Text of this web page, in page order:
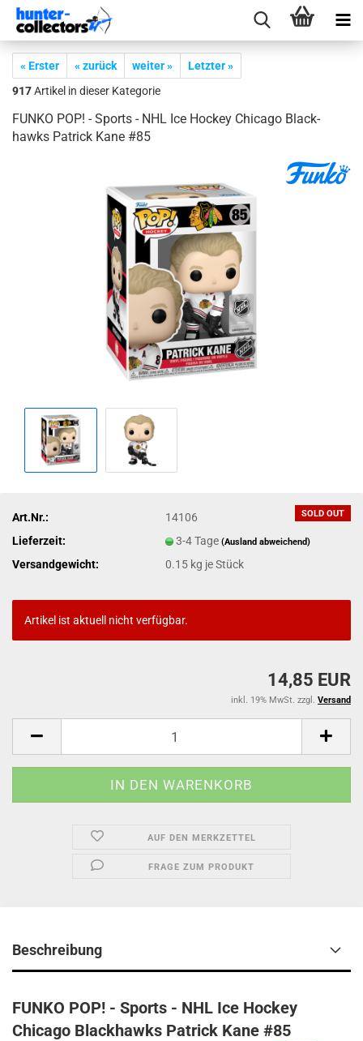
« Erster « zurück weiter »
Letzter »
917Artikel in dieser Kategorie
FUNKO POP! - Sports - NHL Ice Ho­ckey Chi­ca­go Black­
hawks Pa­trick Kane #85
SOLD OUT
Art.Nr.:
14106
Lieferzeit:
3-4 Tage(Ausland abweichend)
Versandgewicht: 0.15 kg je Stück
Artikel ist aktuell nicht verfügbar.
14,85 EUR
inkl. 19% MwSt. zzgl. Versand
AUF DEN MERKZETTEL
FRAGE ZUM PRODUKT
Beschreibung
FUNKO POP! - Sports - NHL Ice Hockey
Chicago Blackhawks Patrick Kane #85